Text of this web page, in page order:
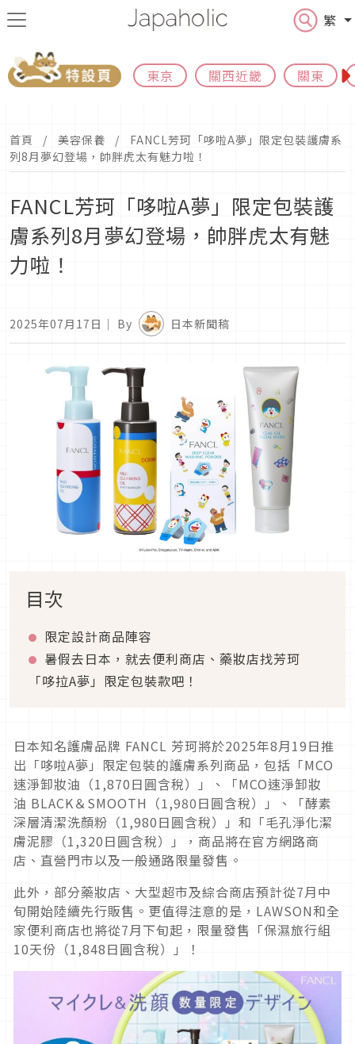
繁
東京 關西近畿 關東
首頁 美容保養
FANCL芳珂「哆啦A夢」限定包裝護膚系
列8月夢幻登場，帥胖虎太有魅力啦！
FANCL芳珂「哆啦A夢」限定包裝護
膚系列8月夢幻登場，帥胖虎太有魅
力啦！
2025年07月17日 ｜ By 日本新聞稿
目次
限定設計商品陣容
暑假去日本，就去便利商店、藥妝店找芳珂
「哆拉A夢」限定包裝款吧！
日本知名護膚品牌 FANCL 芳珂將於2025年8月19日推
出「哆啦A夢」限定包裝的護膚系列商品，包括「MCO
速淨卸妝油（1,870日圓含稅）」、「MCO速淨卸妝
油 BLACK＆SMOOTH（1,980日圓含稅）」、「酵素
深層清潔洗顏粉（1,980日圓含稅）」和「毛孔淨化潔
膚泥膠（1,320日圓含稅）」，商品將在官方網路商
店、直營門市以及一般通路限量發售。
此外，部分藥妝店、大型超市及綜合商店預計從7月中
旬開始陸續先行販售。更值得注意的是，LAWSON和全
家便利商店也將從7月下旬起，限量發售「保濕旅行組
10天份（1,848日圓含稅）」！